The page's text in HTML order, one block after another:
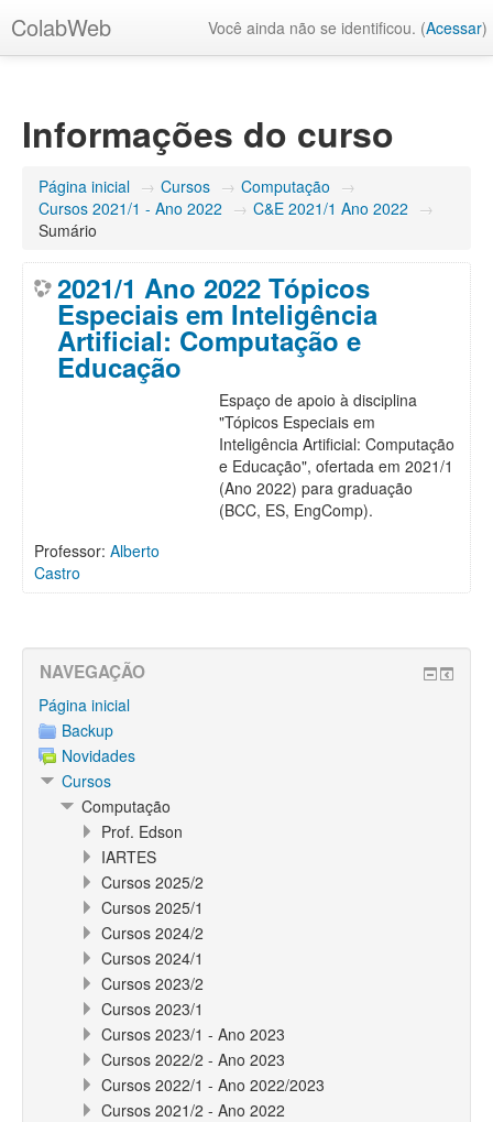
ColabWeb Você ainda não se identificou. (Acessar)
Informações do curso
Página inicial → Cursos → Computação →
Cursos 2021/1 - Ano 2022 → C&E 2021/1 Ano 2022 →
Sumário
2021/1 Ano 2022 Tópicos
Especiais em Inteligência
Artificial: Computação e
Educação
Espaço de apoio à disciplina
"Tópicos Especiais em
Inteligência Artificial: Computação
e Educação", ofertada em 2021/1
(Ano 2022) para graduação
(BCC, ES, EngComp).
Professor: Alberto
Castro
NAVEGAÇÃO
Página inicial
Backup
Novidades
Cursos
Computação
Prof. Edson
IARTES
Cursos 2025/2
Cursos 2025/1
Cursos 2024/2
Cursos 2024/1
Cursos 2023/2
Cursos 2023/1
Cursos 2023/1 - Ano 2023
Cursos 2022/2 - Ano 2023
Cursos 2022/1 - Ano 2022/2023
Cursos 2021/2 - Ano 2022